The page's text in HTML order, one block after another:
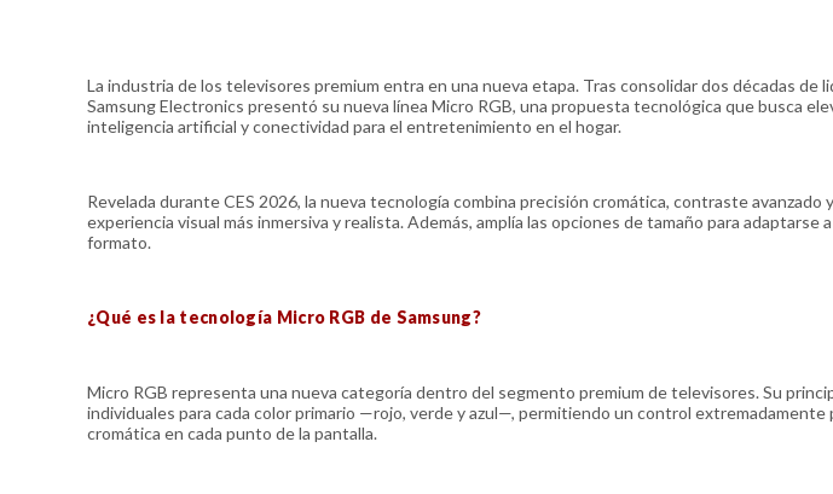
La industria de los televisores premium entra en una nueva etapa. Tras consolidar dos décadas de
Samsung Electronics presentó su nueva línea Micro RGB, una propuesta tecnológica que busca
inteligencia artificial y conectividad para el entretenimiento en el hogar.
Revelada durante CES 2026, la nueva tecnología combina precisión cromática, contraste
experiencia visual más inmersiva y realista. Además, amplía las opciones de tamaño para adaptarse
formato.
¿Qué es la tecnología Micro RGB de Samsung?
Micro RGB representa una nueva categoría dentro del segmento premium de televisores. Su
individuales para cada color primario —rojo, verde y azul—, permitiendo un control extremadamente
cromática en cada punto de la pantalla.